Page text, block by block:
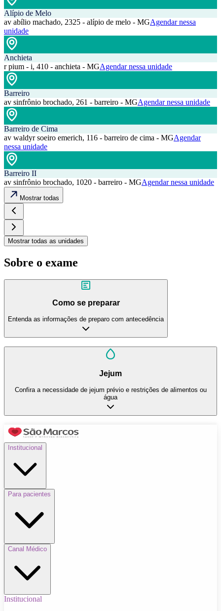
Alípio de Melo
av abílio machado, 2325 - alípio de melo - MGAgendar nessa
unidade
Anchieta
r pium - i, 410 - anchieta - MGAgendar nessa unidade
Barreiro
av sinfrônio brochado, 261 - barreiro - MGAgendar nessa unidade
Barreiro de Cima
av waldyr soeiro emerich, 116 - barreiro de cima - MGAgendar
nessa unidade
Barreiro II
av sinfrônio brochado, 1020 - barreiro - MGAgendar nessa unidade
Mostrar todas
Mostrar todas as unidades
Sobre o exame
Como se preparar
Entenda as informações de preparo com antecedência
Jejum
Confira a necessidade de jejum prévio e restrições de alimentos ou
água
Institucional
Para pacientes
Canal Médico
Institucional